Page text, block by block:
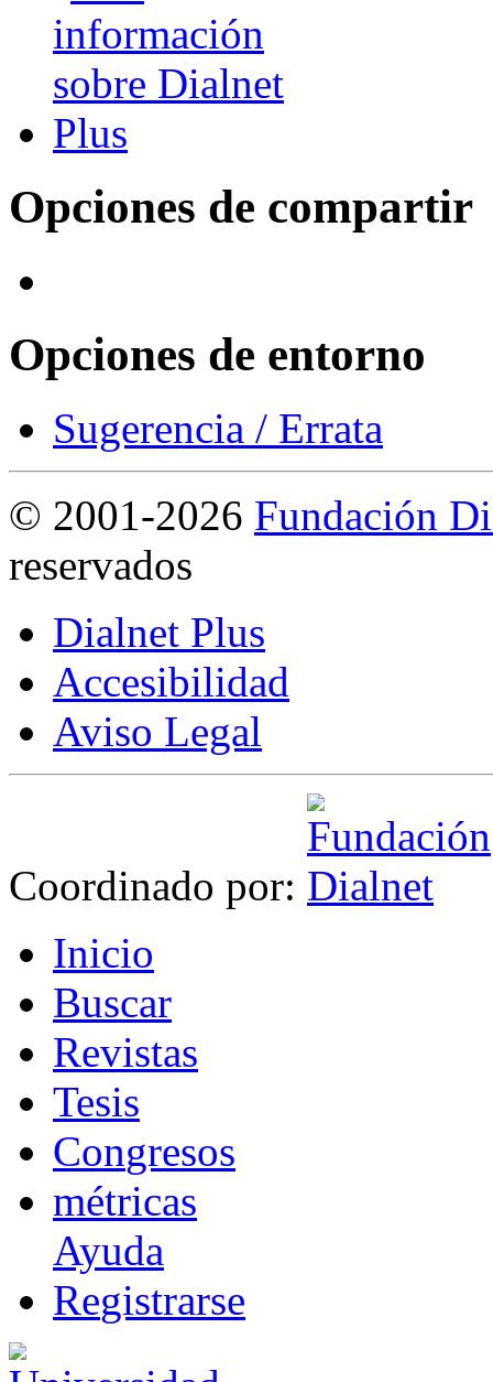
Opciones de compartir
Opciones de entorno
Sugerencia / Errata
© 2001-2026 Fundación
reservados
Dialnet Plus
Accesibilidad
Aviso Legal
Coordinado por:
Inicio
Buscar
Revistas
Tesis
Congresos
métricas
Ayuda
Registrarse